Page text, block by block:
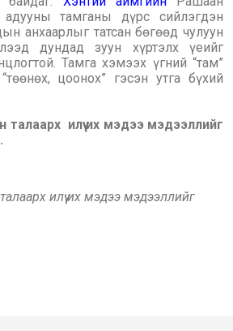
тамганы дүрс сийлэгдэн
анхаарлыг татсан бөгөөд чулуун
дундад зуун хүртэлх үеийг
Тамга хэмээх үгний “там”
цоонох” гэсэн утга бүхий
илүү их мэдээ мэдээллийг
илүү их мэдээ мэдээллийг